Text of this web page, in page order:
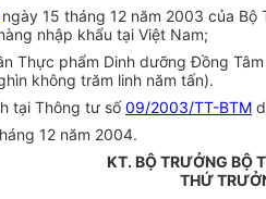
ngày 15 tháng 12 năm 2003 của
nhập khẩu tại Việt Nam;
Thực phẩm Dinh dưỡng Đồng
không trăm linh năm tấn).
tại Thông tư số09/2003/TT-BTM
12 năm 2004.
KT. BỘ TRƯỞNG BỘ
THỨ